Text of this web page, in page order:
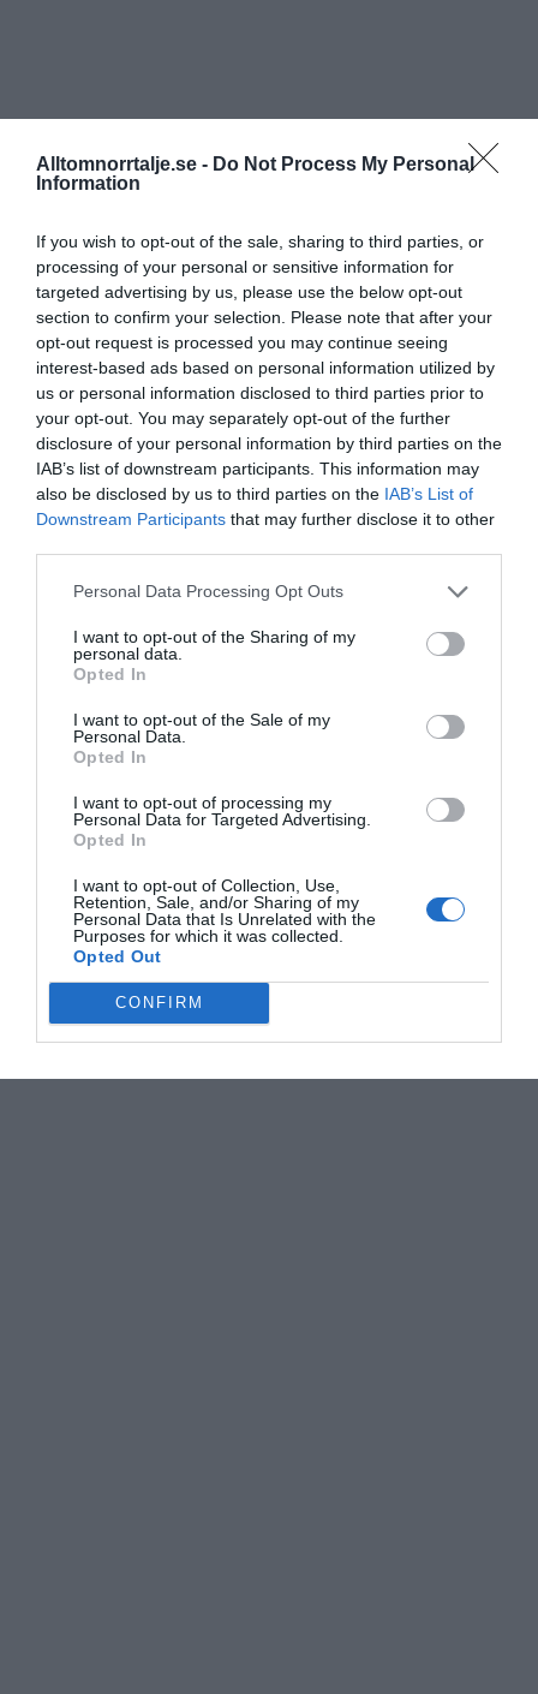
Alltomnorrtalje.se - Do Not Process My Personal
Information
If you wish to opt-out of the sale, sharing to third parties, or
processing of your personal or sensitive information for
targeted advertising by us, please use the below opt-out
section to confirm your selection. Please note that after your
opt-out request is processed you may continue seeing
interest-based ads based on personal information utilized by
us or personal information disclosed to third parties prior to
your opt-out. You may separately opt-out of the further
disclosure of your personal information by third parties on the
IAB’s list of downstream participants. This information may
also be disclosed by us to third parties on the IAB’s List of
Downstream Participants that may further disclose it to other
Personal Data Processing Opt Outs
I want to opt-out of the Sharing of my
personal data.
Opted In
I want to opt-out of the Sale of my
Personal Data.
Opted In
I want to opt-out of processing my
Personal Data for Targeted Advertising.
Opted In
I want to opt-out of Collection, Use,
Retention, Sale, and/or Sharing of my
Personal Data that Is Unrelated with the
Purposes for which it was collected.
Opted Out
CONFIRM